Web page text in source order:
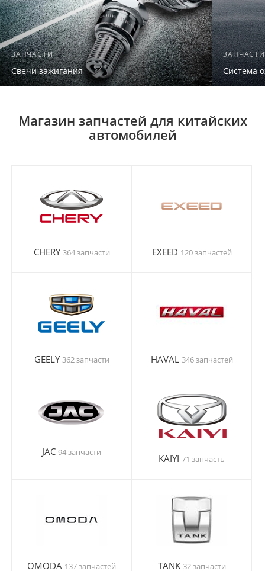
ЗАПЧАСТИ
Свечи зажигания
ЗАПЧАСТИ
Система
Магазин запчастей для китайских
автомобилей
CHERY 364 запчасти EXEED 120 запчастей
GEELY 362 запчасти HAVAL 346 запчастей
JAC 94 запчасти
KAIYI 71 запчасть
OMODA 137 запчастей TANK 32 запчасти